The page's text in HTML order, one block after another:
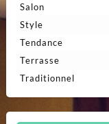
Salon
Style
Tendance
Terrasse
Traditionnel